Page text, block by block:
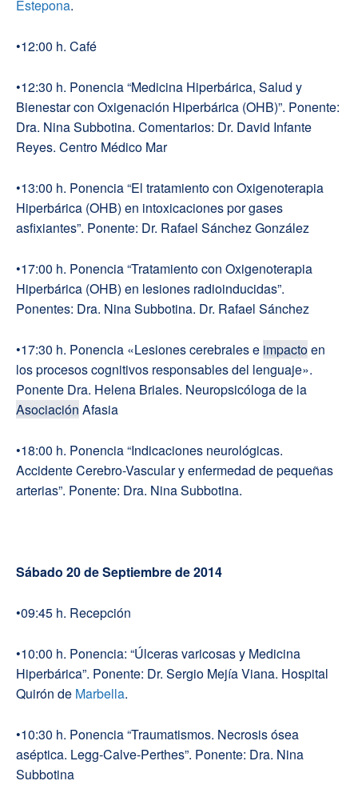
Estepona.
•12:00 h. Café
•12:30 h. Ponencia “Medicina Hiperbárica, Salud y
Bienestar con Oxigenación Hiperbárica (OHB)”. Ponente:
Dra. Nina Subbotina. Comentarios: Dr. David Infante
Reyes. Centro Médico Mar
•13:00 h. Ponencia “El tratamiento con Oxigenoterapia
Hiperbárica (OHB) en intoxicaciones por gases
asfixiantes”. Ponente: Dr. Rafael Sánchez González
•17:00 h. Ponencia “Tratamiento con Oxigenoterapia
Hiperbárica (OHB) en lesiones radioinducidas”.
Ponentes: Dra. Nina Subbotina. Dr. Rafael Sánchez
•17:30 h. Ponencia «Lesiones cerebrales e impactoen
los procesos cognitivos responsables del lenguaje».
Ponente Dra. Helena Briales. Neuropsicóloga de la
Asociación Afasia
•18:00 h. Ponencia “Indicaciones neurológicas.
Accidente Cerebro-Vascular y enfermedad de pequeñas
arterias”. Ponente: Dra. Nina Subbotina.
Sábado 20 de Septiembre de 2014
•09:45 h. Recepción
•10:00 h. Ponencia: “Úlceras varicosas y Medicina
Hiperbárica”. Ponente: Dr. Sergio Mejía Viana. Hospital
Quirón de Marbella.
•10:30 h. Ponencia “Traumatismos. Necrosis ósea
aséptica. Legg-Calve-Perthes”. Ponente: Dra. Nina
Subbotina